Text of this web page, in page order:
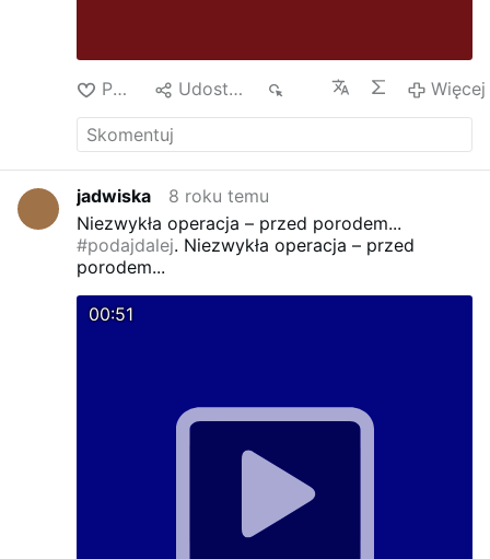
Polub Udostępnij Więcej
jadwiska
8 roku temu
Niezwykła operacja – przed porodem...
#podajdalej. Niezwykła operacja – przed
porodem...
00:51